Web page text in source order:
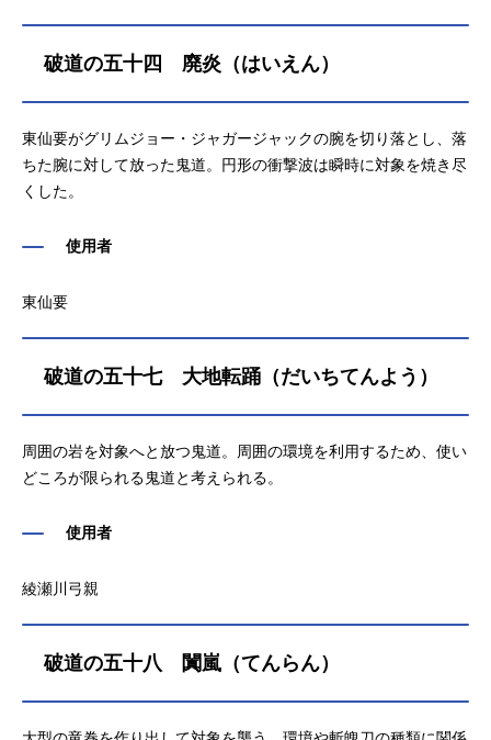
破道の五十四 廃炎（はいえん）
東仙要がグリムジョー・ジャガージャックの腕を切り落とし、落
ちた腕に対して放った鬼道。円形の衝撃波は瞬時に対象を焼き尽
くした。
使用者
東仙要
破道の五十七 大地転踊（だいちてんよう）
周囲の岩を対象へと放つ鬼道。周囲の環境を利用するため、使い
どころが限られる鬼道と考えられる。
使用者
綾瀬川弓親
破道の五十八 闐嵐（てんらん）